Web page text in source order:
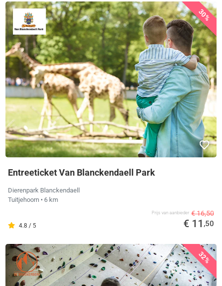
30%
Entreeticket Van Blanckendaell Park
Dierenpark Blanckendaell
Tuitjehoorn • 6 km
4.8 / 5
Prijs van aanbieder € 16,50
€ 11 ,50
32%